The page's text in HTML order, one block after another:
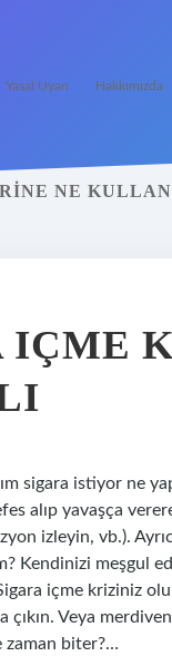
Yasal Uyarı Hakkımızda
NE
IÇME
sigara istiyor ne
alıp yavaşça
izleyin, vb.).
Kendinizi meşgul
içme kriziniz
çıkın. Veya
zaman biter?…